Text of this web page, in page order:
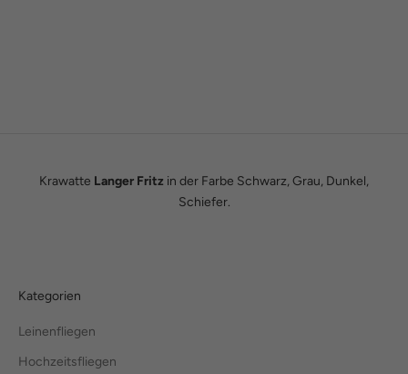
Krawatte Langer Fritz in der Farbe Schwarz, Grau, Dunkel,
Schiefer.
Kategorien
Leinenfliegen
Hochzeitsfliegen